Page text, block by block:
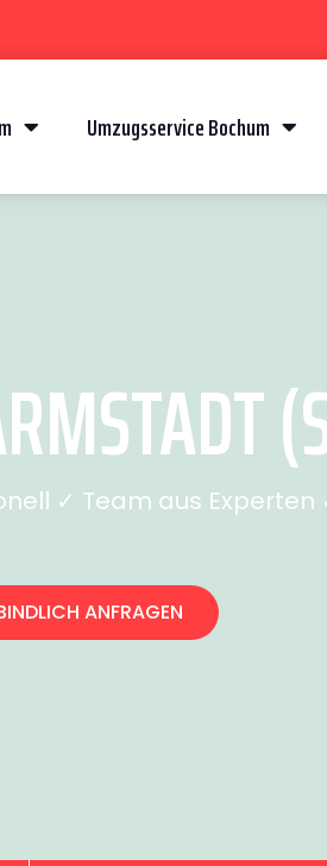
Umzugsservice Bochum
✓ Team aus
ANFRAGEN